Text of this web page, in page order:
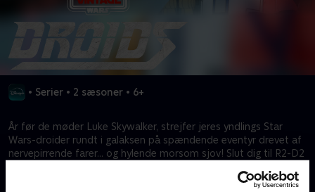
• Serier • 2 sæsoner • 6+
År før de møder Luke Skywalker, strejfer jeres yndlings Star
Wars-droider rundt i galaksen på spændende eventyr drevet af
nervepirrende farer… og hylende morsom sjov! Slut dig til R2-D2
udforsker de fjerneste afkroge af rummet på deres uendelige